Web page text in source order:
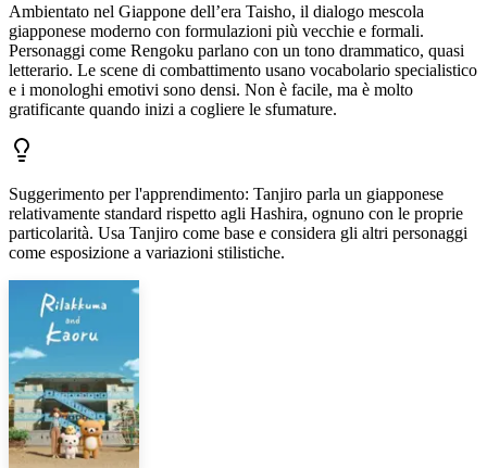
Ambientato nel Giappone dell’era Taisho, il dialogo mescola
giapponese moderno con formulazioni più vecchie e formali.
Personaggi come Rengoku parlano con un tono drammatico, quasi
letterario. Le scene di combattimento usano vocabolario specialistico
e i monologhi emotivi sono densi. Non è facile, ma è molto
gratificante quando inizi a cogliere le sfumature.
Suggerimento per l'apprendimento: Tanjiro parla un giapponese
relativamente standard rispetto agli Hashira, ognuno con le proprie
particolarità. Usa Tanjiro come base e considera gli altri personaggi
come esposizione a variazioni stilistiche.